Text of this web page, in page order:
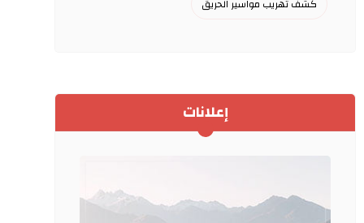
كشف تهريب مواسير الحريق
إعلانات